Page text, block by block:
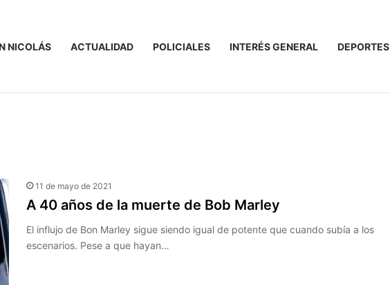
NICOLÁS ACTUALIDAD POLICIALES INTERÉS GENERAL DEPORTES
13℃
11 de mayo de 2021
A 40 años de la muerte de Bob Marley
El influjo de Bon Marley sigue siendo igual de potente que cuando subía a los
escenarios. Pese a que hayan…